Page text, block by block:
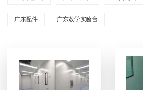
广东配件 广东教学实验台